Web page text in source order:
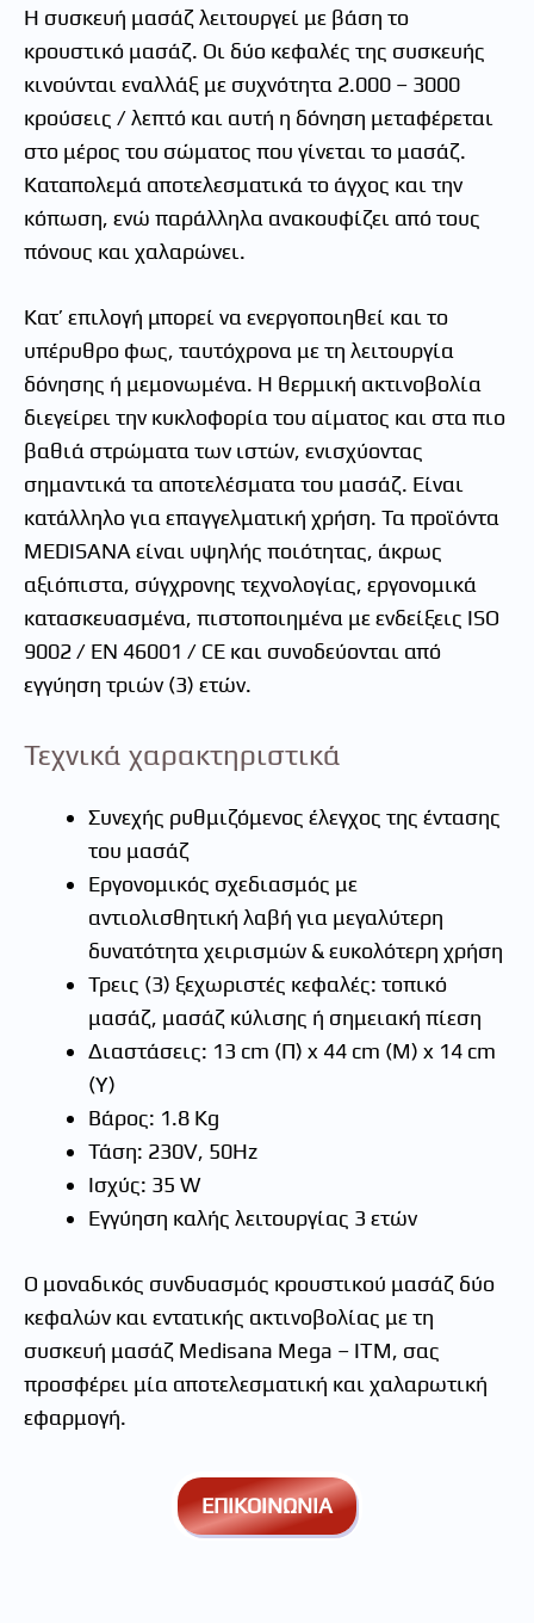
Η συσκευή μασάζ λειτουργεί με βάση το
κρουστικό μασάζ. Οι δύο κεφαλές της συσκευής
κινούνται εναλλάξ με συχνότητα 2.000 – 3000
κρούσεις / λεπτό και αυτή η δόνηση μεταφέρεται
στο μέρος του σώματος που γίνεται το μασάζ.
Καταπολεμά αποτελεσματικά το άγχος και την
κόπωση, ενώ παράλληλα ανακουφίζει από τους
πόνους και χαλαρώνει.
Κατ’ επιλογή μπορεί να ενεργοποιηθεί και το
υπέρυθρο φως, ταυτόχρονα με τη λειτουργία
δόνησης ή μεμονωμένα. Η θερμική ακτινοβολία
διεγείρει την κυκλοφορία του αίματος και στα πιο
βαθιά στρώματα των ιστών, ενισχύοντας
σημαντικά τα αποτελέσματα του μασάζ. Είναι
κατάλληλο για επαγγελματική χρήση. Τα προϊόντα
ΜEDISANA είναι υψηλής ποιότητας, άκρως
αξιόπιστα, σύγχρονης τεχνολογίας, εργονομικά
κατασκευασμένα, πιστοποιημένα με ενδείξεις ISO
9002 / EN 46001 / CE και συνοδεύονται από
εγγύηση τριών (3) ετών.
Τεχνικά χαρακτηριστικά
Συνεχής ρυθμιζόμενος έλεγχος της έντασης
του μασάζ
Εργονομικός σχεδιασμός με
αντιολισθητική λαβή για μεγαλύτερη
δυνατότητα χειρισμών & ευκολότερη χρήση
Τρεις (3) ξεχωριστές κεφαλές: τοπικό
μασάζ, μασάζ κύλισης ή σημειακή πίεση
Διαστάσεις: 13 cm (Π) x 44 cm (Μ) x 14 cm
(Υ)
Βάρος: 1.8 Kg
Τάση: 230V, 50Hz
Ισχύς: 35 W
Εγγύηση καλής λειτουργίας 3 ετών
Ο μοναδικός συνδυασμός κρουστικού μασάζ δύο
κεφαλών και εντατικής ακτινοβολίας με τη
συσκευή μασάζ Medisana Mega – ITM, σας
προσφέρει μία αποτελεσματική και χαλαρωτική
εφαρμογή.
ΕΠΙΚΟΙΝΩΝΙΑ